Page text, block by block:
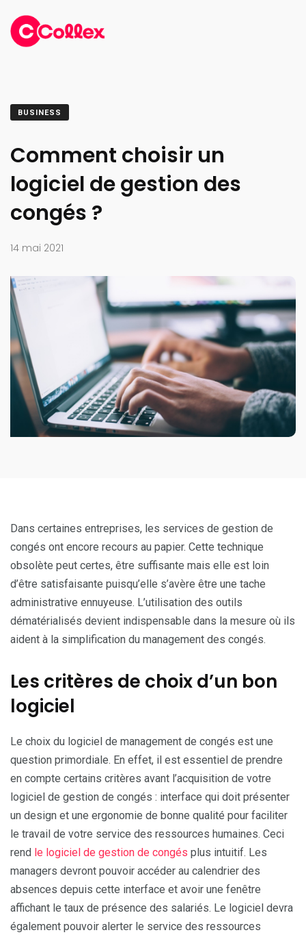
BUSINESS
Comment choisir un
logiciel de gestion des
congés ?
14 mai 2021
Dans certaines entreprises, les services de gestion de
congés ont encore recours au papier. Cette technique
obsolète peut certes, être suffisante mais elle est loin
d’être satisfaisante puisqu’elle s’avère être une tache
administrative ennuyeuse. L’utilisation des outils
dématérialisés devient indispensable dans la mesure où ils
aident à la simplification du management des congés.
Les critères de choix d’un bon
logiciel
Le choix du logiciel de management de congés est une
question primordiale. En effet, il est essentiel de prendre
en compte certains critères avant l’acquisition de votre
logiciel de gestion de congés : interface qui doit présenter
un design et une ergonomie de bonne qualité pour faciliter
le travail de votre service des ressources humaines. Ceci
rend le logiciel de gestion de congés plus intuitif. Les
managers devront pouvoir accéder au calendrier des
absences depuis cette interface et avoir une fenêtre
affichant le taux de présence des salariés. Le logiciel devra
également pouvoir alerter le service des ressources